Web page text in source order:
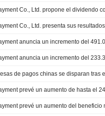
prevé un aumento del beneficio